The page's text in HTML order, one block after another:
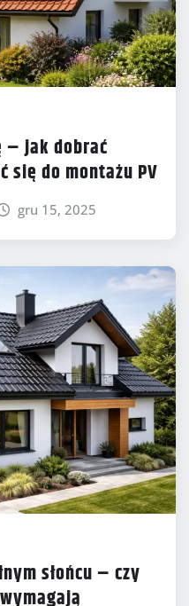
– jak dobrać
się do montażu PV
gru 15, 2025
słońcu – czy